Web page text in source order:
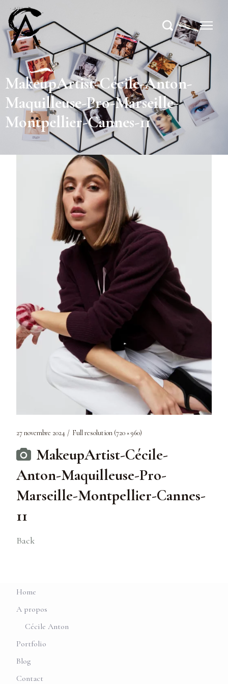
MakeupArtist-Cécile-Anton-
Maquilleuse-Pro-Marseille-
Montpellier-Cannes-11
27 novembre 2024 Full resolution (720 × 960)
MakeupArtist-Cécile-
Anton-Maquilleuse-Pro-
Marseille-Montpellier-Cannes-
11
Back
Home
A propos
Cécile Anton
Portfolio
Blog
Contact